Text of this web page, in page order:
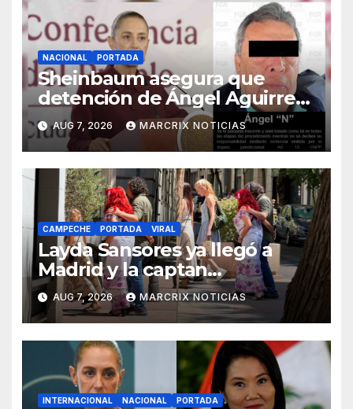
NACIONAL PORTADA
Sheinbaum asegura que
detención de Ángel Aguirre
no responde a motivos
políticos
AUG 7, 2026 MARCRIX NOTICIAS
CAMPECHE PORTADA VIRAL
Layda Sansores ya llegó a
Madrid y la captan
disfrutando de sus
vacaciones
AUG 7, 2026 MARCRIX NOTICIAS
INTERNACIONAL NACIONAL PORTADA